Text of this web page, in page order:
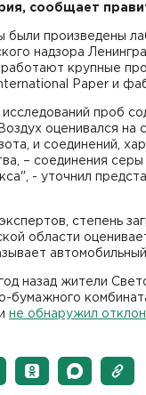
сообщает
были произведены
надзора
работают крупные
Paper и
исследований проб
оценивался на
и соединений,
– соединения
- уточнил
степень
области
назад жители
бумажного
не обнаружил